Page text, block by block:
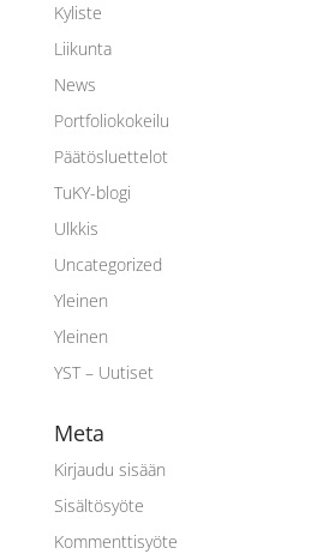
Kyliste
Liikunta
News
Portfoliokokeilu
Päätösluettelot
TuKY-blogi
Ulkkis
Uncategorized
Yleinen
Yleinen
YST – Uutiset
Meta
Kirjaudu sisään
Sisältösyöte
Kommenttisyöte